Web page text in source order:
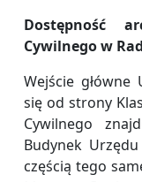
Dostępność
Cywilnego w
Wejście główne
się od strony
Cywilnego
Budynek
częścią tego